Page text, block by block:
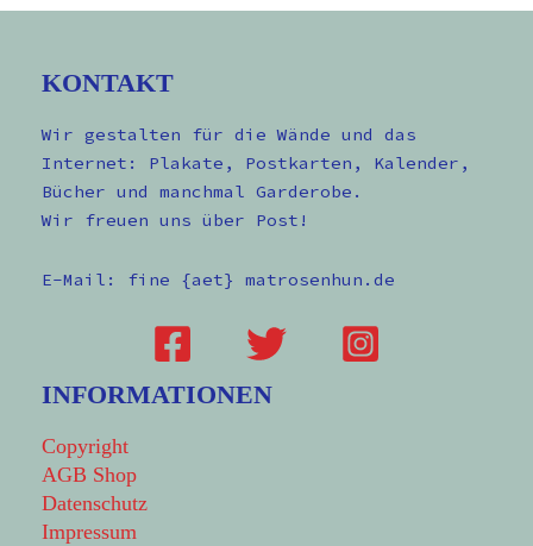
KONTAKT
Wir gestalten für die Wände und das
Internet: Plakate, Postkarten, Kalender,
Bücher und manchmal Garderobe.
Wir freuen uns über Post!
E-Mail: fine {aet} matrosenhun.de
INFORMATIONEN
Copyright
AGB Shop
Datenschutz
Impressum